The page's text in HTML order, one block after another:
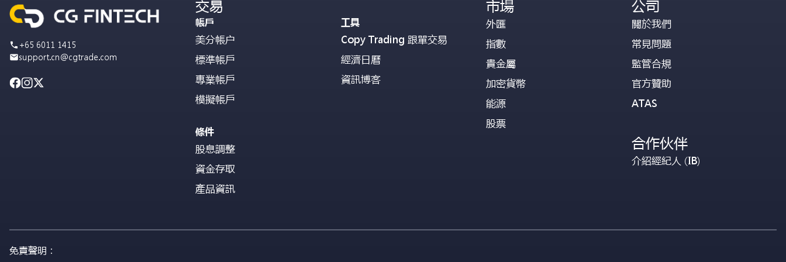
+65 6011 1415
support.cn@cgtrade.com
交易
帳戶
美分帳户
標準帳戶
專業帳戶
模擬帳戶
條件
股息調整
資金存取
產品資訊
工具
Copy Trading 跟單交易
經濟日曆
資訊博客
市場
外匯
指數
貴金屬
加密貨幣
能源
股票
公司
關於我們
常見問題
監管合規
官方贊助
ATAS
合作伙伴
介紹經紀人 (IB)
免責聲明：